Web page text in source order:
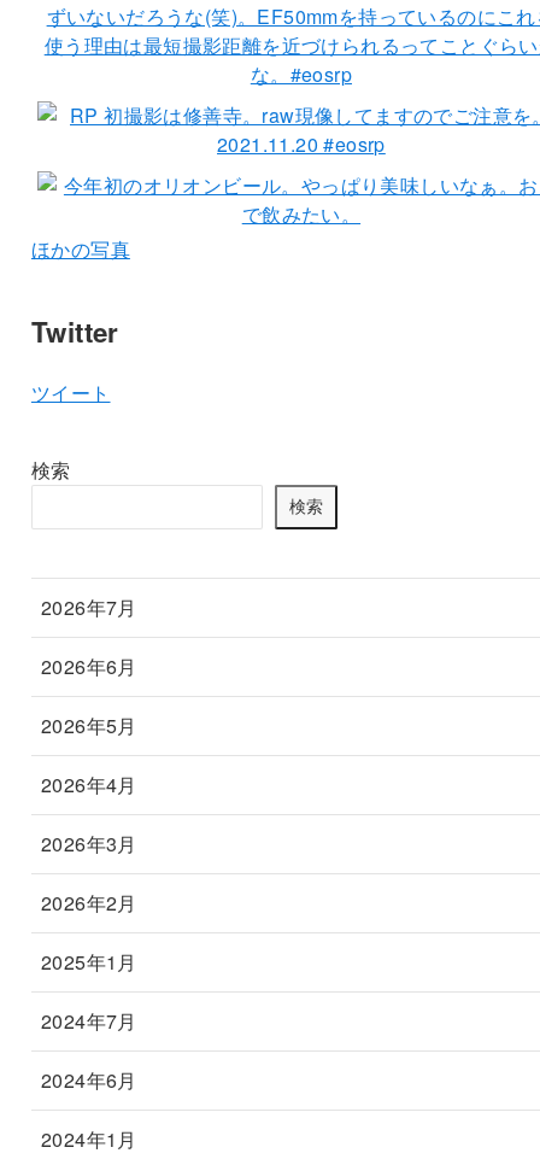
ほかの写真
Twitter
ツイート
検索
検索
2026年7月
2026年6月
2026年5月
2026年4月
2026年3月
2026年2月
2025年1月
2024年7月
2024年6月
2024年1月